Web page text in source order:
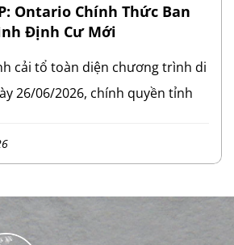
Ontario Chính Thức Ban
Định Cư Mới
cải tổ toàn diện chương trình di
26/06/2026, chính quyền tỉnh
trong đợt cải tổ này là việc
Luồng Ưu tiên Lực lượng Lao
Workforce Priority Stream)
Đề cử Tỉnh bang Ontario